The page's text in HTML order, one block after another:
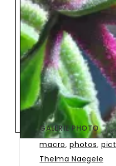
GALERIE PHOTO
macro,photos,
Thelma Naegele